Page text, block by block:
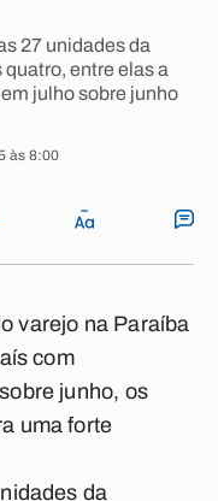
27 unidades da
entre elas a
julho sobre junho
às 8:00
varejo na Paraíba
com
junho, os
uma forte
da